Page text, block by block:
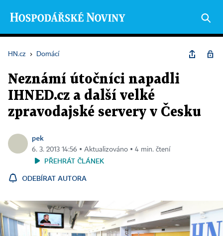
HN.cz › Domácí
Neznámí útočníci napadli
IHNED.cz a další velké
zpravodajské servery v Česku
pek
6. 3. 2013 14:56 ▪ Aktualizováno ▪ 4 min. čtení
PŘEHRÁT ČLÁNEK
ODEBÍRAT AUTORA